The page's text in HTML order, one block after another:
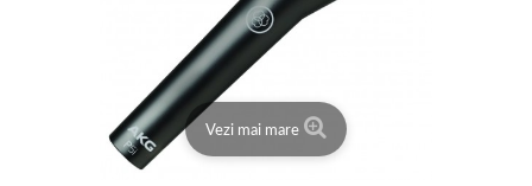
Vezi mai mare